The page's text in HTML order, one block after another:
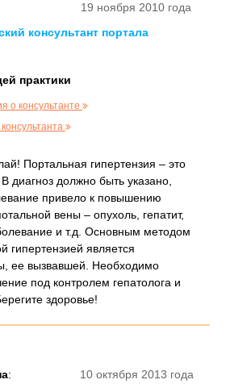
19 ноября 2010 года
консультант портала
практики
о консультанте
Портальная гипертензия – это
диагноз должно быть указано,
привело к повышению
вены – опухоль, гепатит,
и т.д. Основным методом
гипертензией является
ее вызвавшей. Необходимо
под контролем гепатолога и
здоровье!
10 октября 2013 года
: